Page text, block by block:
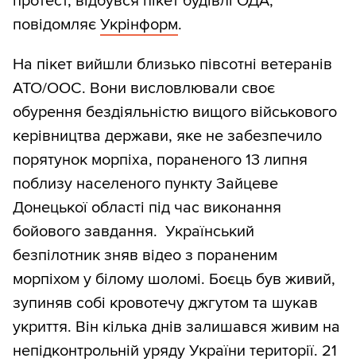
повідомляє Укрінформ.
На пікет вийшли близько півсотні ветеранів
АТО/ООС. Вони висловлювали своє
обурення бездіяльністю вищого військового
керівництва держави, яке не забезпечило
порятунок морпіха, пораненого 13 липня
поблизу населеного пункту Зайцеве
Донецької області під час виконання
бойового завдання. Український
безпілотник зняв відео з пораненим
морпіхом у білому шоломі. Боєць був живий,
зупиняв собі кровотечу джгутом та шукав
укриття. Він кілька днів залишався живим на
непідконтрольній уряду України території. 21